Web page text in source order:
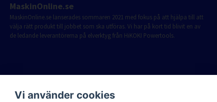
MaskinOnline.se
MaskinOnline.se lanserades sommaren 2021 med fokus på att hjälpa till att
välja rätt produkt till jobbet som ska utföras. Vi har på kort tid blivit en av
de ledande leverantörerna på elverktyg från HiKOKI Powertools.
Vi använder cookies